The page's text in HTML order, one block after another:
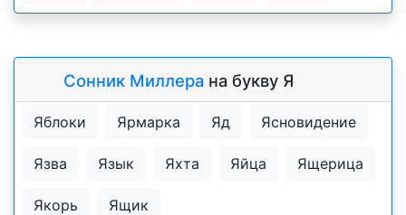
Сонник Миллерана букву Я
Яблоки Ярмарка Яд Ясновидение
Язва Язык Яхта Яйца Ящерица
Якорь Ящик